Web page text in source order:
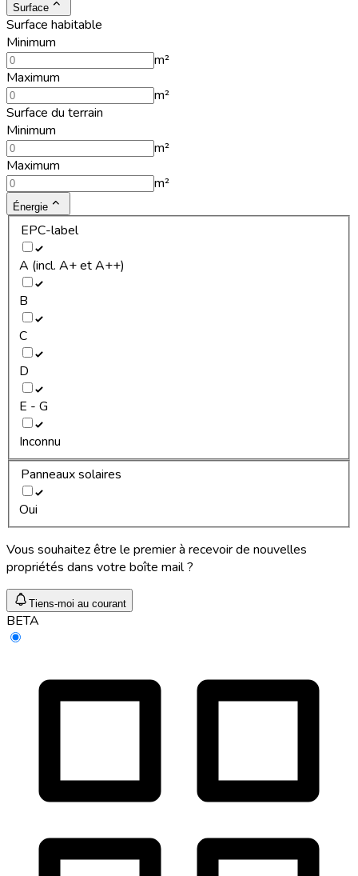
Surface
Surface habitable
Minimum
m²
Maximum
m²
Surface du terrain
Minimum
m²
Maximum
m²
Énergie
EPC-label
A (incl. A+ et A++)
B
C
D
E - G
Inconnu
Panneaux solaires
Oui
Vous souhaitez être le premier à recevoir de nouvelles
propriétés dans votre boîte mail ?
Tiens-moi au courant
BETA